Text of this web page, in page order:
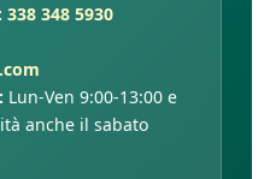
338 348 5930
Lun-Ven 9:00-13:00 e
anche il sabato